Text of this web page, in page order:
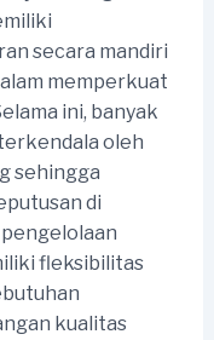
secara mandiri
memperkuat
ini, banyak
oleh
sehingga
di
fleksibilitas
kualitas